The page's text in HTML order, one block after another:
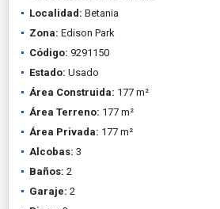
Localidad: Betania
Zona: Edison Park
Código: 9291150
Estado: Usado
Área Construida: 177 m²
Área Terreno: 177 m²
Área Privada: 177 m²
Alcobas: 3
Baños: 2
Garaje: 2